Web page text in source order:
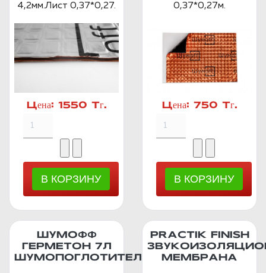
4,2мм.Лист 0,37*0,27.
Цена: 1550 Тг.
0,37*0,27м.
Цена: 750 Тг.
ШУМОФФ
ГЕРМЕТОН 7Л
ШУМОПОГЛОТИТЕЛЬ
PRACTIK FINISH
МЕМБРАНА